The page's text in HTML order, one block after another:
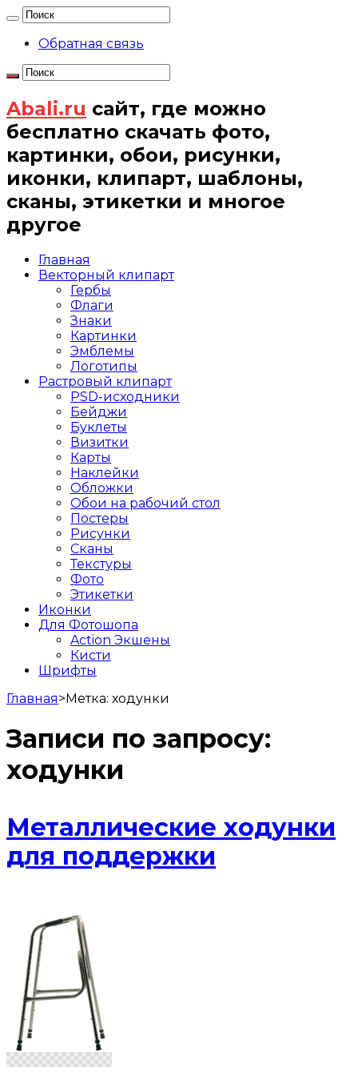
Обратная связь
Abali.ru сайт, где можно
бесплатно скачать фото,
картинки, обои, рисунки,
иконки, клипарт, шаблоны,
сканы, этикетки и многое
другое
Главная
Векторный клипарт
Гербы
Флаги
Знаки
Картинки
Эмблемы
Логотипы
Растровый клипарт
PSD-исходники
Бейджи
Буклеты
Визитки
Карты
Наклейки
Обложки
Обои на рабочий стол
Постеры
Рисунки
Сканы
Текстуры
Фото
Этикетки
Иконки
Для Фотошопа
Action Экшены
Кисти
Шрифты
Главная>Метка: ходунки
Записи по запросу:
ходунки
Металлические ходунки
для поддержки